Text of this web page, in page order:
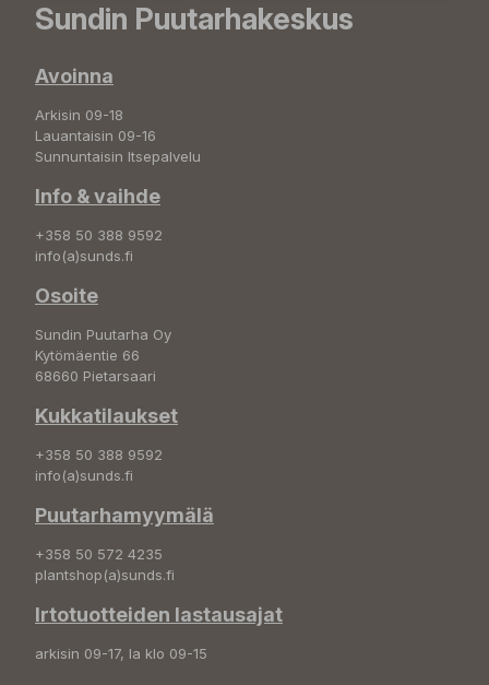
Sundin Puutarhakeskus
Avoinna
Arkisin 09-18
Lauantaisin 09-16
Sunnuntaisin Itsepalvelu
Info & vaihde
+358 50 388 9592
info(a)sunds.fi
Osoite
Sundin Puutarha Oy
Kytömäentie 66
68660 Pietarsaari
Kukkatilaukset
+358 50 388 9592
info(a)sunds.fi
Puutarhamyymälä
+358 50 572 4235
plantshop(a)sunds.fi
Irtotuotteiden lastausajat
arkisin 09-17, la klo 09-15